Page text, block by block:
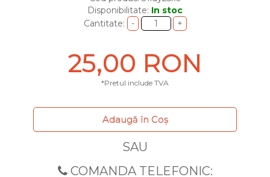
Disponibilitate: In stoc
Cantitate:
25,00 RON
*Pretul include TVA
Adaugă în Coş
SAU
COMANDA TELEFONIC: